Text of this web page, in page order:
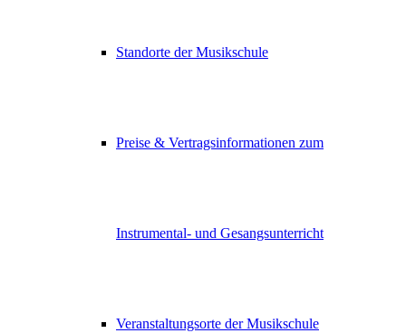
Standorte der Musikschule
Preise & Vertragsinformationen zum
Instrumental- und Gesangsunterricht
Veranstaltungsorte der Musikschule